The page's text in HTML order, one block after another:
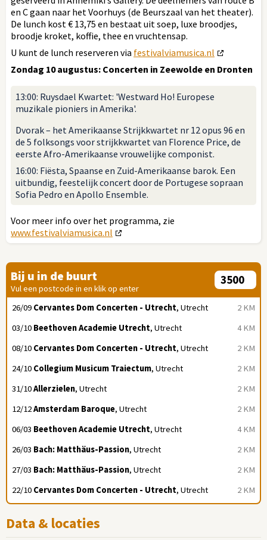
en C gaan naar het Voorhuys (de Beurszaal van het theater).
De lunch kost € 13,75 en bestaat uit soep, luxe broodjes,
broodje kroket, koffie, thee en vruchtensap.
U kunt de lunch reserveren via festivalviamusica.nl
Zondag 10 augustus: Concerten in Zeewolde en Dronten
13:00: Ruysdael Kwartet: 'Westward Ho! Europese
muzikale pioniers in Amerika'.
Dvorak – het Amerikaanse Strijkkwartet nr 12 opus 96 en
de 5 folksongs voor strijkkwartet van Florence Price, de
eerste Afro-Amerikaanse vrouwelijke componist.
16:00: Fiësta, Spaanse en Zuid-Amerikaanse barok. Een
uitbundig, feestelijk concert door de Portugese sopraan
Sofia Pedro en Apollo Ensemble.
Voor meer info over het programma, zie
www.festivalviamusica.nl
Bij u in de buurt
Vul een postcode in en klik op enter
2 KM
26/09 Cervantes Dom Concerten - Utrecht, Utrecht
4 KM
03/10 Beethoven Academie Utrecht, Utrecht
2 KM
08/10 Cervantes Dom Concerten - Utrecht, Utrecht
2 KM
24/10 Collegium Musicum Traiectum, Utrecht
2 KM
31/10Allerzielen, Utrecht
2 KM
12/12Amsterdam Baroque, Utrecht
4 KM
06/03 Beethoven Academie Utrecht, Utrecht
2 KM
26/03 Bach: Matthäus-Passion, Utrecht
2 KM
27/03 Bach: Matthäus-Passion, Utrecht
2 KM
22/10 Cervantes Dom Concerten - Utrecht, Utrecht
Data & locaties